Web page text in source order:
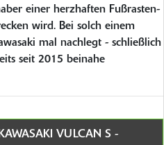
einer herzhaften Fußrasten-
wird. Bei solch einem
mal nachlegt - schließlich
seit 2015 beinahe
VULCAN S -